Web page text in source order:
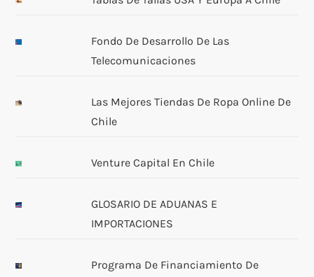
Fondo De Desarrollo De Las
Telecomunicaciones
Las Mejores Tiendas De Ropa Online De
Chile
Venture Capital En Chile
GLOSARIO DE ADUANAS E
IMPORTACIONES
Programa De Financiamiento De